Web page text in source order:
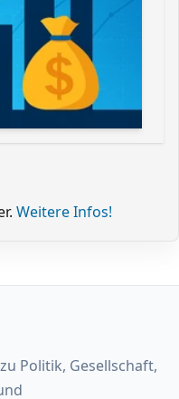
Weitere Infos!
Politik, Gesellschaft,